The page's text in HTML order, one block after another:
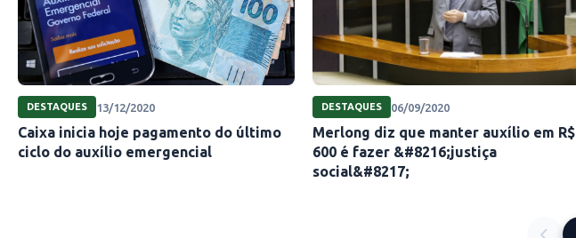
DESTAQUES 13/12/2020
Caixa inicia hoje pagamento do último
ciclo do auxílio emergencial
DESTAQUES 06/09/2020
Merlong diz que manter auxílio em R$
600 é fazer &#8216;justiça
social&#8217;